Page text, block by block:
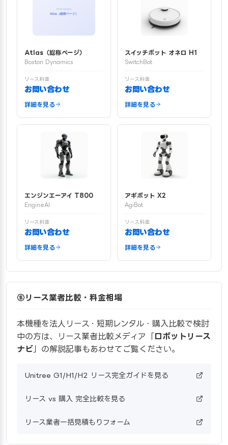
Atlas（総称ページ）
Boston Dynamics
リース料金
お問い合わせ
詳細を見る
スイッチボット オネロ H1
SwitchBot
リース料金
お問い合わせ
詳細を見る
エンジンエーアイ T800
EngineAI
リース料金
お問い合わせ
詳細を見る
アギボット X2
AgiBot
リース料金
お問い合わせ
詳細を見る
リース業者比較・料金相場
本機種を法人リース・短期レンタル・購入比較で検討
中の方は、リース業者比較メディア「ロボットリース
ナビ 」の解説記事もあわせてご覧ください。
Unitree G1/H1/H2 リース完全ガイドを見る
リース vs 購入 完全比較を見る
リース業者一括見積もりフォーム